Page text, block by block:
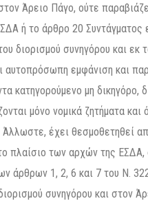
Άρειο Πάγο, ούτε
ή το άρθρο 20 Συντάγματος
διορισμού συνηγόρου και εκ
αυτοπρόσωπη εμφάνιση και
κατηγορούμενο μη δικηγόρο,
μόνο νομικά ζητήματα και
έχει θεσμοθετηθεί
πλαίσιο των αρχών της
άρθρων 1, 2, 6 και 7 του Ν.
συνηγόρου και στον